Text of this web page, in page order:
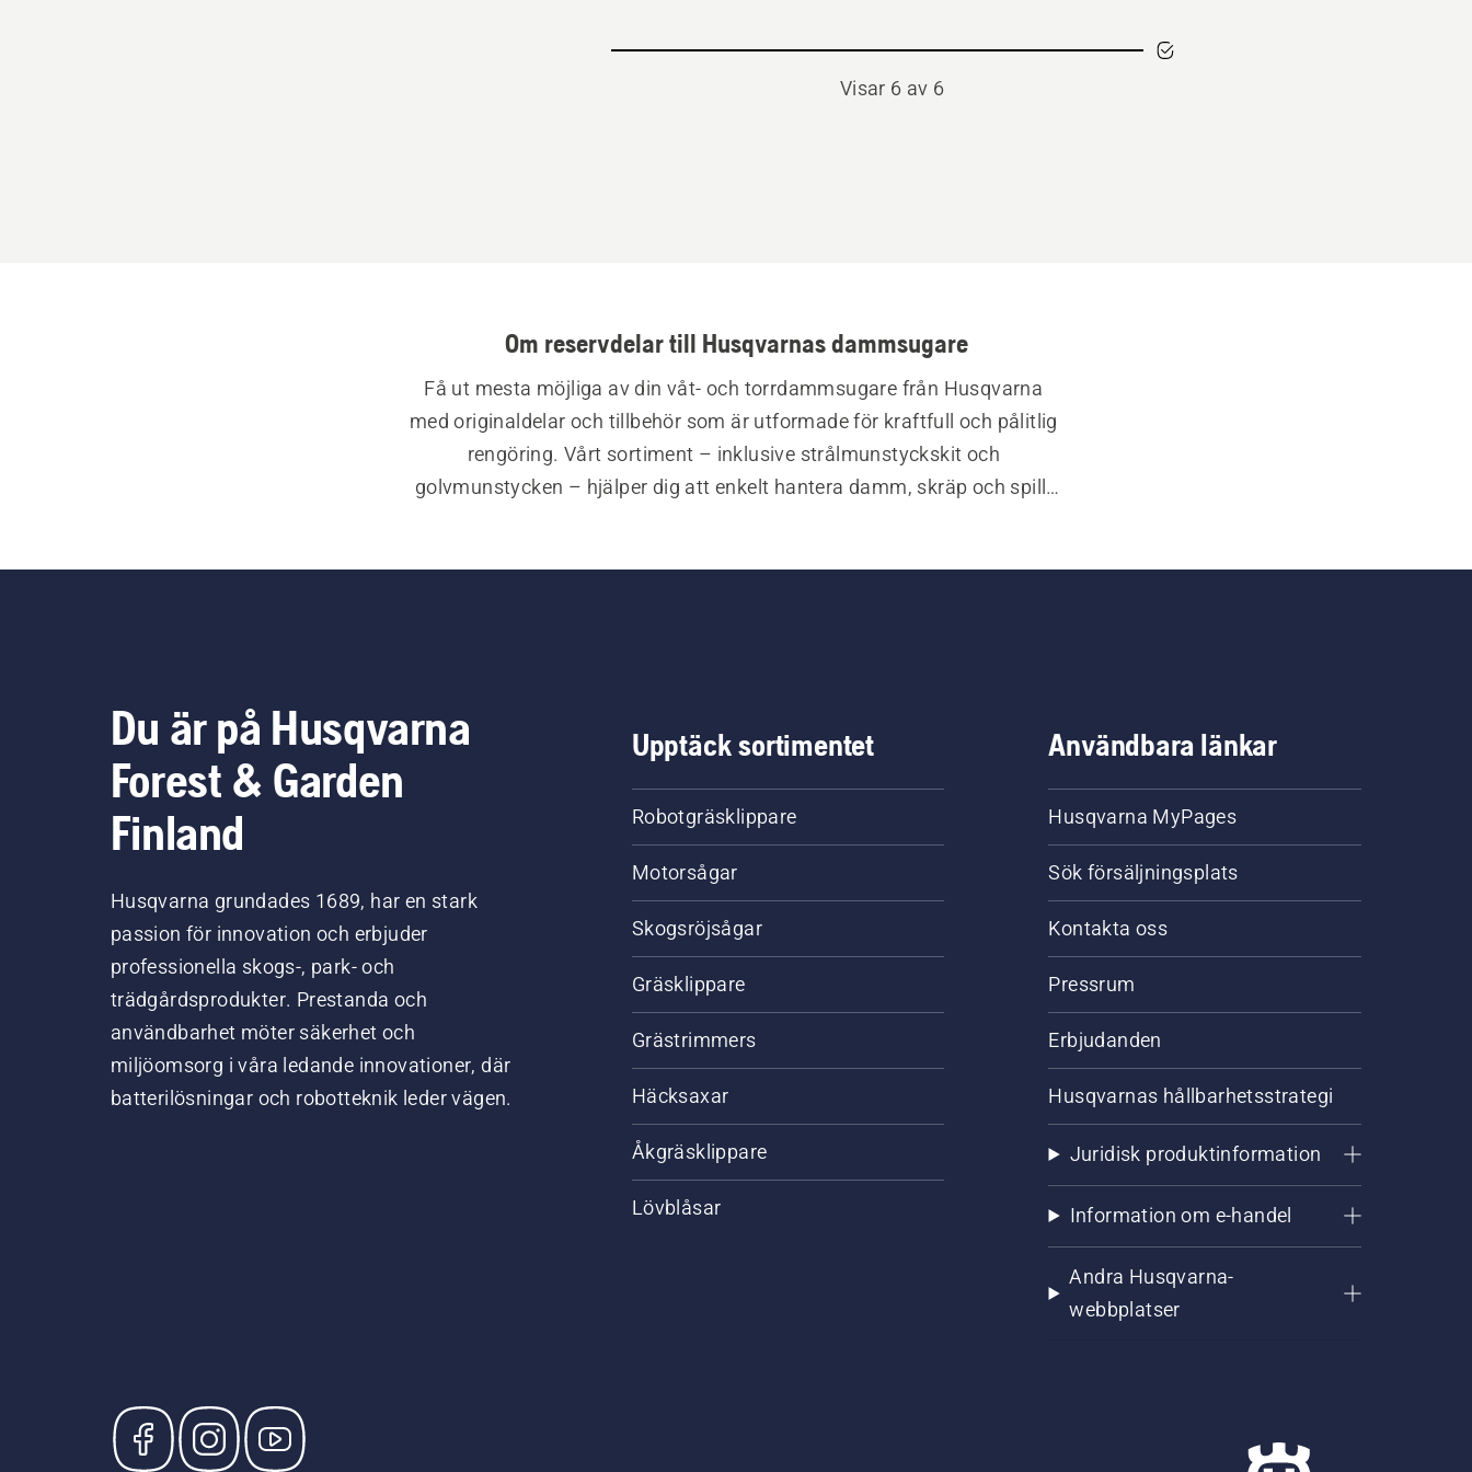
Visar 6 av 6
Om reservdelar till Husqvarnas dammsugare
Få ut mesta möjliga av din våt- och torrdammsugare från Husqvarna
med originaldelar och tillbehör som är utformade för kraftfull och pålitlig
rengöring. Vårt sortiment – inklusive strålmunstyckskit och
golvmunstycken – hjälper dig att enkelt hantera damm, skräp och spill.
Du är på Husqvarna
Forest & Garden
Finland
Husqvarna grundades 1689, har en stark
passion för innovation och erbjuder
professionella skogs-, park- och
trädgårdsprodukter. Prestanda och
användbarhet möter säkerhet och
miljöomsorg i våra ledande innovationer, där
batterilösningar och robotteknik leder vägen.
Upptäck sortimentet
Robotgräsklippare
Motorsågar
Skogsröjsågar
Gräsklippare
Grästrimmers
Häcksaxar
Åkgräsklippare
Lövblåsar
Användbara länkar
Husqvarna MyPages
Sök försäljningsplats
Kontakta oss
Pressrum
Erbjudanden
Husqvarnas hållbarhetsstrategi
Juridisk produktinformation
Information om e-handel
Andra Husqvarna-
webbplatser